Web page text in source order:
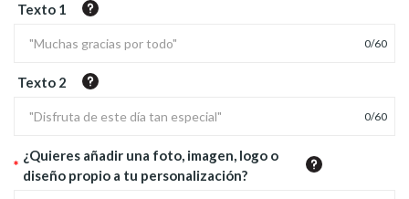
Texto 1
0/60
Texto 2
0/60
*
¿Quieres añadir una foto, imagen, logo o
diseño propio a tu personalización?